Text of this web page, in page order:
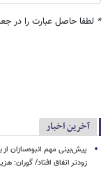
* لطفا حاصل عبارت را در
آخرین اخبار
پیش‌بینی مهم انبوه‌سازان
زودتر اتفاق افتاد/ گوران: هزینه ساخت